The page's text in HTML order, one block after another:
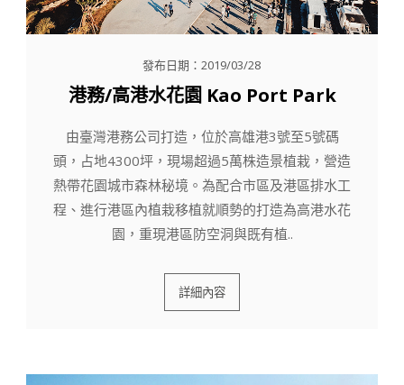
發布日期：2019/03/28
港務/高港水花園 Kao Port Park
由臺灣港務公司打造，位於高雄港3號至5號碼
頭，占地4300坪，現場超過5萬株造景植栽，營造
熱帶花園城市森林秘境。為配合市區及港區排水工
程、進行港區內植栽移植就順勢的打造為高港水花
園，重現港區防空洞與既有植..
詳細內容